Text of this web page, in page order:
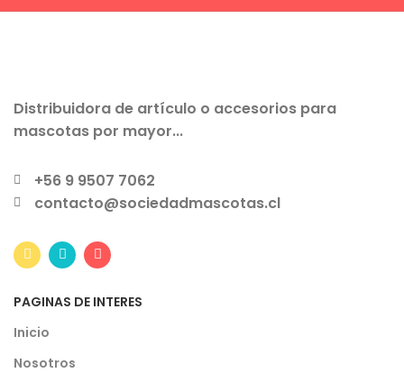
Distribuidora de artículo o accesorios para
mascotas por mayor...
+56 9 9507 7062
contacto@sociedadmascotas.cl
PAGINAS DE INTERES
Inicio
Nosotros